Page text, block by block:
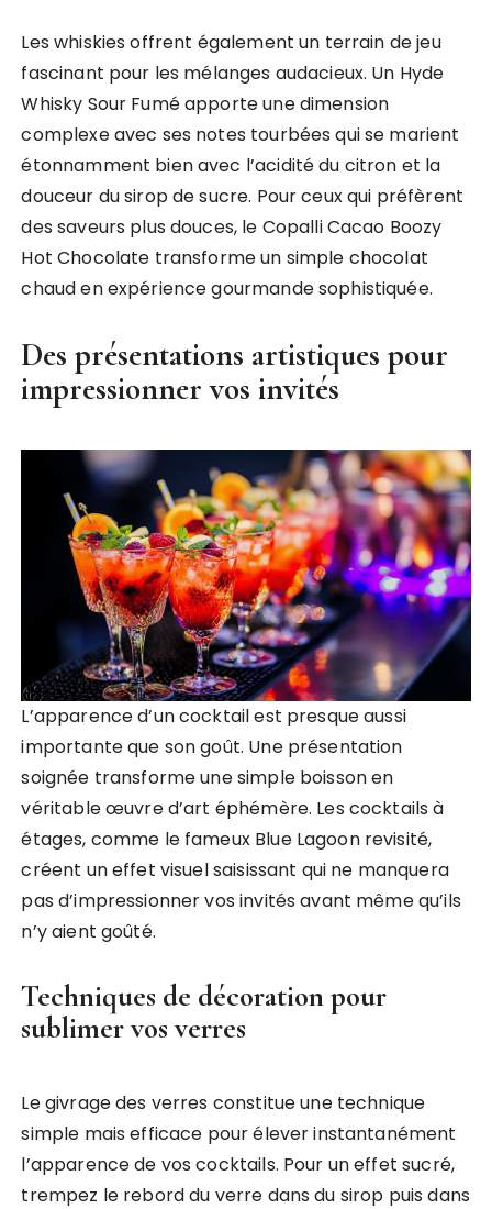
Les whiskies offrent également un terrain de jeu
fascinant pour les mélanges audacieux. Un Hyde
Whisky Sour Fumé apporte une dimension
complexe avec ses notes tourbées qui se marient
étonnamment bien avec l’acidité du citron et la
douceur du sirop de sucre. Pour ceux qui préfèrent
des saveurs plus douces, le Copalli Cacao Boozy
Hot Chocolate transforme un simple chocolat
chaud en expérience gourmande sophistiquée.
Des présentations artistiques pour
impressionner vos invités
L’apparence d’un cocktail est presque aussi
importante que son goût. Une présentation
soignée transforme une simple boisson en
véritable œuvre d’art éphémère. Les cocktails à
étages, comme le fameux Blue Lagoon revisité,
créent un effet visuel saisissant qui ne manquera
pas d’impressionner vos invités avant même qu’ils
n’y aient goûté.
Techniques de décoration pour
sublimer vos verres
Le givrage des verres constitue une technique
simple mais efficace pour élever instantanément
l’apparence de vos cocktails. Pour un effet sucré,
trempez le rebord du verre dans du sirop puis dans